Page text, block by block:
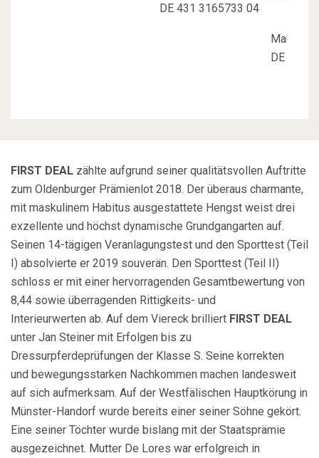
DE 431 3165733 04
Maharani
DE 331
FIRST DEAL zählte aufgrund seiner qualitätsvollen Auftritte
zum Oldenburger Prämienlot 2018. Der überaus charmante,
mit maskulinem Habitus ausgestattete Hengst weist drei
exzellente und höchst dynamische Grundgangarten auf.
Seinen 14-tägigen Veranlagungstest und den Sporttest (Teil
I) absolvierte er 2019 souverän. Den Sporttest (Teil II)
schloss er mit einer hervorragenden Gesamtbewertung von
8,44 sowie überragenden Rittigkeits- und
Interieurwerten ab. Auf dem Viereck brilliert FIRST DEAL
unter Jan Steiner mit Erfolgen bis zu
Dressurpferdeprüfungen der Klasse S. Seine korrekten
und bewegungsstarken Nachkommen machen landesweit
auf sich aufmerksam. Auf der Westfälischen Hauptkörung in
Münster-Handorf wurde bereits einer seiner Söhne gekört.
Eine seiner Töchter wurde bislang mit der Staatsprämie
ausgezeichnet. Mutter De Lores war erfolgreich in